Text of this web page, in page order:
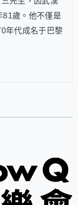
81歲。他不僅是
年代成名于巴黎